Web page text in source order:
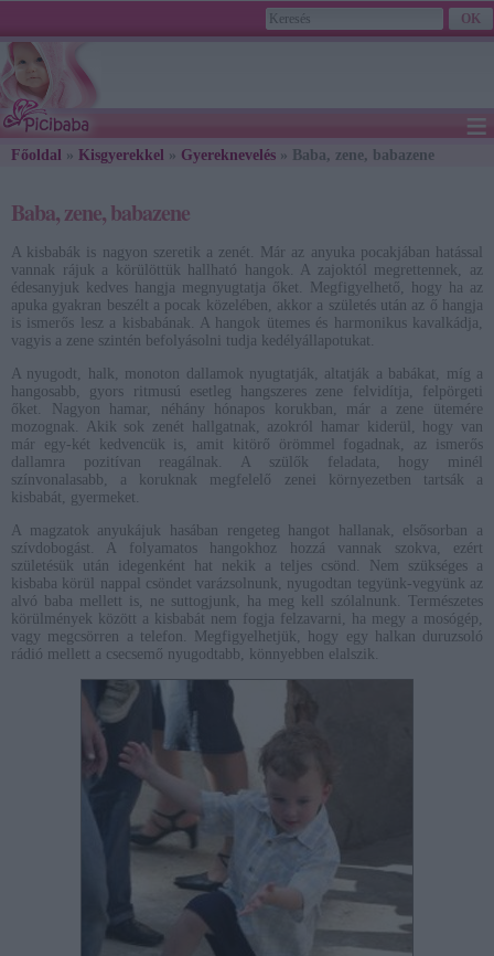
≡
Főoldal » Kisgyerekkel » Gyereknevelés » Baba, zene, babazene
2026. August 07., Friday - Ibolya napja
Baba, zene, babazene
A kisbabák is nagyon szeretik a zenét. Már az anyuka pocakjában hatással
vannak rájuk a körülöttük hallható hangok. A zajoktól megrettennek, az
édesanyjuk kedves hangja megnyugtatja őket. Megfigyelhető, hogy ha az
apuka gyakran beszélt a pocak közelében, akkor a születés után az ő hangja
is ismerős lesz a kisbabának. A hangok ütemes és harmonikus kavalkádja,
vagyis a zene szintén befolyásolni tudja kedélyállapotukat.
A nyugodt, halk, monoton dallamok nyugtatják, altatják a babákat, míg a
hangosabb, gyors ritmusú esetleg hangszeres zene felvidítja, felpörgeti
őket. Nagyon hamar, néhány hónapos korukban, már a zene ütemére
mozognak. Akik sok zenét hallgatnak, azokról hamar kiderül, hogy van
már egy-két kedvencük is, amit kitörő örömmel fogadnak, az ismerős
dallamra pozitívan reagálnak. A szülők feladata, hogy minél
színvonalasabb, a koruknak megfelelő zenei környezetben tartsák a
kisbabát, gyermeket.
A magzatok anyukájuk hasában rengeteg hangot hallanak, elsősorban a
szívdobogást. A folyamatos hangokhoz hozzá vannak szokva, ezért
születésük után idegenként hat nekik a teljes csönd. Nem szükséges a
kisbaba körül nappal csöndet varázsolnunk, nyugodtan tegyünk-vegyünk az
alvó baba mellett is, ne suttogjunk, ha meg kell szólalnunk. Természetes
körülmények között a kisbabát nem fogja felzavarni, ha megy a mosógép,
vagy megcsörren a telefon. Megfigyelhetjük, hogy egy halkan duruzsoló
rádió mellett a csecsemő nyugodtabb, könnyebben elalszik.